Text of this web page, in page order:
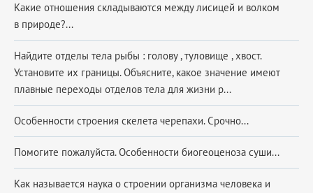
Какие отношения складываются между лисицей и волком
в природе?...
Найдите отделы тела рыбы : голову , туловище , хвост.
Установите их границы. Объясните, какое значение имеют
плавные переходы отделов тела для жизни р...
Особенности строения скелета черепахи. Срочно...
Помогите пожалуйста. Особенности биогеоценоза суши...
Как называется наука о строении организма человека и